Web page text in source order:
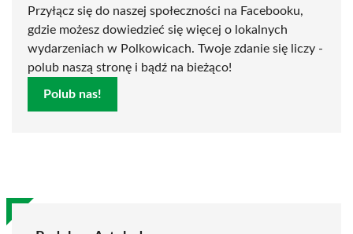
Przyłącz się do naszej społeczności na Facebooku,
gdzie możesz dowiedzieć się więcej o lokalnych
wydarzeniach w Polkowicach. Twoje zdanie się liczy -
polub naszą stronę i bądź na bieżąco!
Polub nas!